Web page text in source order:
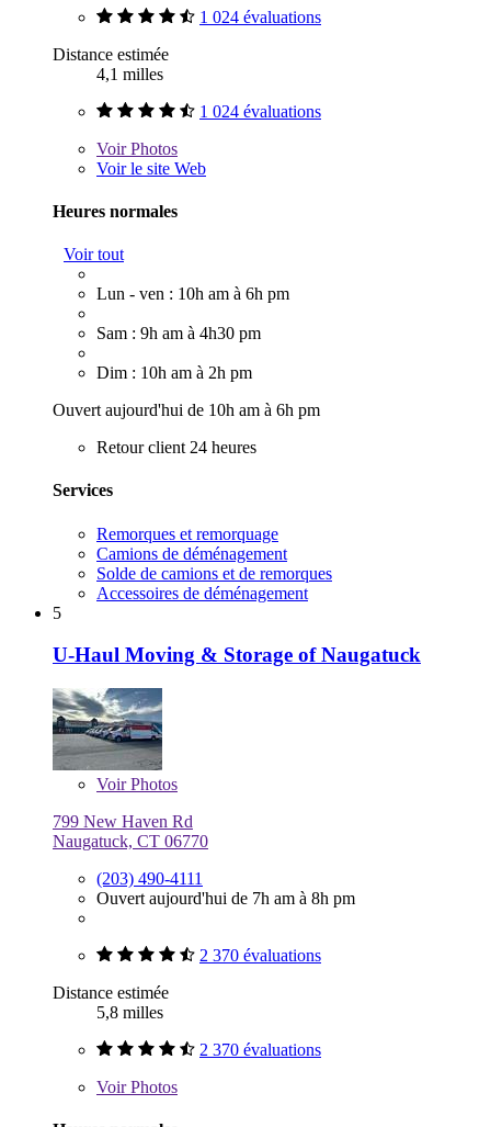
1 024 évaluations
Distance estimée
4,1 milles
1 024 évaluations
VoirPhotos
Voir le site Web
Heures normales
Voir tout
Lun - ven : 10h am à 6h pm
Sam : 9h am à 4h30 pm
Dim : 10h am à 2h pm
Ouvert aujourd'hui de 10h am à 6h pm
Retour client 24 heures
Services
Remorques et remorquage
Camions de déménagement
Solde de camions et de remorques
Accessoires de déménagement
5
U-Haul Moving & Storage of Naugatuck
VoirPhotos
799 New Haven Rd
Naugatuck, CT 06770
(203) 490-4111
Ouvert aujourd'hui de 7h am à 8h pm
2 370 évaluations
Distance estimée
5,8 milles
2 370 évaluations
VoirPhotos